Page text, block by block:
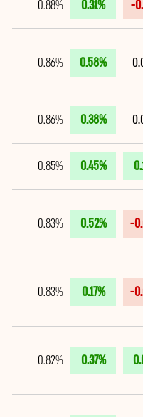
-
0.31%
0.88%
0.58%
0.86%
0.38%
0.86%
0.45%
0.85%
-
0.52%
0.83%
-
0.17%
0.83%
0.37%
0.82%